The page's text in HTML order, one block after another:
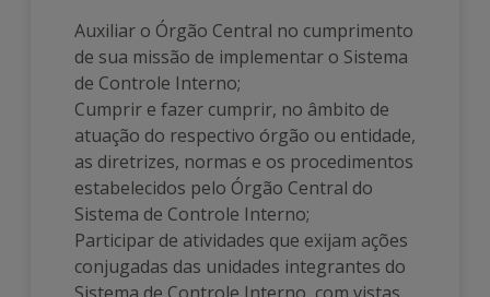
Auxiliar o Órgão Central no cumprimento
de sua missão de implementar o Sistema
de Controle Interno;
Cumprir e fazer cumprir, no âmbito de
atuação do respectivo órgão ou entidade,
as diretrizes, normas e os procedimentos
estabelecidos pelo Órgão Central do
Sistema de Controle Interno;
Participar de atividades que exijam ações
conjugadas das unidades integrantes do